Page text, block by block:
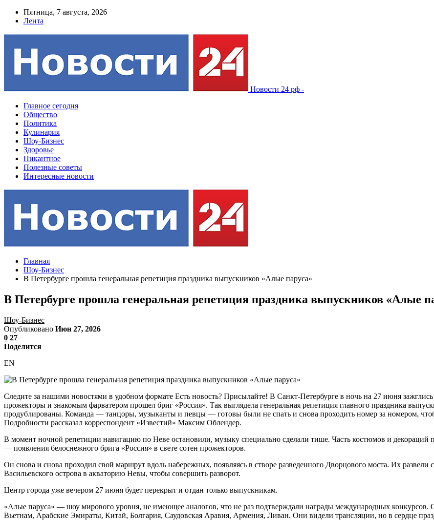
Пятница, 7 августа, 2026
Лента
Новости 24 рф -
Главное сегодня
Общество
Политика
Кулинария
Шоу-Бизнес
Здоровье
Пикантное
Полезные советы
Интересные новости
Главная
Шоу-Бизнес
В Петербурге прошла генеральная репетиция праздника выпускников «Алые паруса»
В Петербурге прошла генеральная репетиция праздника выпускников «Алые
Шоу-Бизнес
Опубликовано Июн 27, 2026
0 27
Поделится
EN
Следите за нашими новостями в удобном формате Есть новость? Присылайте! В Санкт-Петербурге в ночь на 27 июня
прожекторы и знакомым фарватером прошел бриг «Россия». Так выглядела генеральная репетиция главного праздника
продублированы. Команда — танцоры, музыканты и певцы — готовы были не спать и снова проходить номер за номером,
Подробности рассказал корреспондент «Известий» Максим Облендер.
В момент ночной репетиции навигацию по Неве остановили, музыку специально сделали тише. Часть костюмов и декораций
— появления белоснежного брига «Россия» в свете сотен прожекторов.
Он снова и снова проходил свой маршрут вдоль набережных, появляясь в створе разведенного Дворцового моста. Их
Васильевского острова в акваторию Невы, чтобы совершить разворот.
Центр города уже вечером 27 июня будет перекрыт и отдан только выпускникам.
«Алые паруса» — шоу мирового уровня, не имеющее аналогов, что не раз подтверждали награды международных
Вьетнам, Арабские Эмираты, Китай, Болгария, Саудовская Аравия, Армения, Ливан. Они видели трансляции, но в сердце